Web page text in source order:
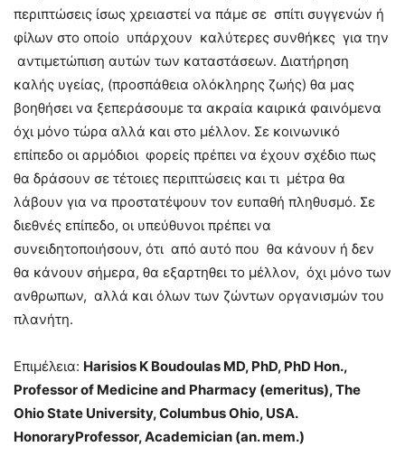
περιπτώσεις ίσως χρειαστεί να πάμε σε σπίτι συγγενών ή
φίλων στο οποίο υπάρχουν καλύτερες συνθήκες για την
αντιμετώπιση αυτών των καταστάσεων. Διατήρηση
καλής υγείας, (προσπάθεια ολόκληρης ζωής) θα μας
βοηθήσει να ξεπεράσουμε τα ακραία καιρικά φαινόμενα
όχι μόνο τώρα αλλά και στο μέλλον. Σε κοινωνικό
επίπεδο οι αρμόδιοι φορείς πρέπει να έχουν σχέδιο πως
θα δράσουν σε τέτοιες περιπτώσεις και τι μέτρα θα
λάβουν για να προστατέψουν τον ευπαθή πληθυσμό. Σε
διεθνές επίπεδο, οι υπεύθυνοι πρέπει να
συνειδητοποιήσουν, ότι από αυτό που θα κάνουν ή δεν
θα κάνουν σήμερα, θα εξαρτηθει το μέλλον, όχι μόνο των
ανθρωπων, αλλά και όλων των ζώντων οργανισμών του
πλανήτη.
Επιμέλεια: Harisios K Boudoulas MD, PhD, PhD Hon.,
Professor of Medicine and Pharmacy (emeritus), The
Ohio State University, Columbus Ohio, USA.
HonoraryProfessor, Academician (an. mem.)